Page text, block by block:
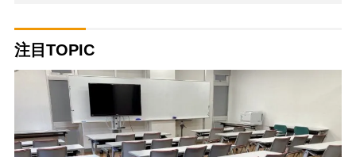
注目TOPIC